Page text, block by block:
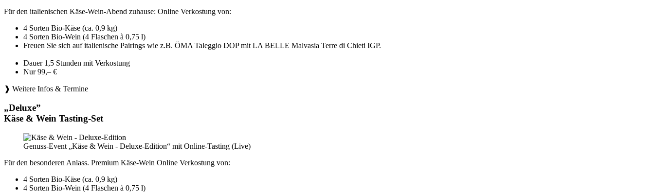
Für den italienischen Käse-Wein-Abend zuhause: Online Verkostung von:
4 Sorten Bio-Käse (ca. 0,9 kg)
4 Sorten Bio-Wein (4 Flaschen à 0,75 l)
Freuen Sie sich auf italienische Pairings wie z.B. ÖMA Taleggio DOP mit LA BELLE Malvasia Terre di Chieti IGP.
Dauer 1,5 Stunden mit Verkostung
Nur 99,– €
❱ Weitere Infos & Termine
„Deluxe”
Käse & Wein Tasting-Set
Genuss-Event „Käse & Wein - Deluxe-Edition“ mit Online-Tasting (Live)
Für den besonderen Anlass. Premium Käse-Wein Online Verkostung von:
4 Sorten Bio-Käse (ca. 0,9 kg)
4 Sorten Bio-Wein (4 Flaschen à 0,75 l)